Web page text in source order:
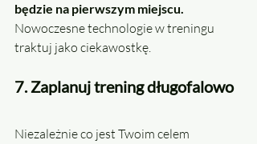
będzie na pierwszym miejscu.
Nowoczesne technologie w treningu
traktuj jako ciekawostkę.
7. Zaplanuj trening długofalowo
Niezależnie co jest Twoim celem